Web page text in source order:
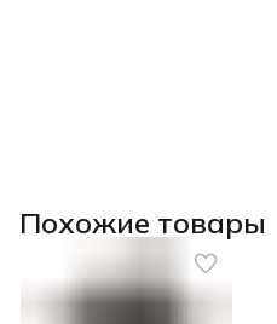
Похожие товары